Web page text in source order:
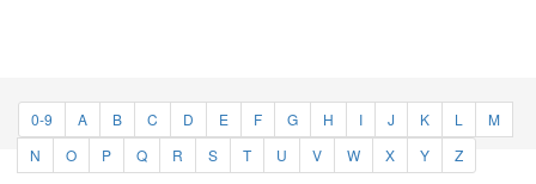
0-9 A B C D E F G H I J K L
M
N
O P Q R S T U V W X Y Z